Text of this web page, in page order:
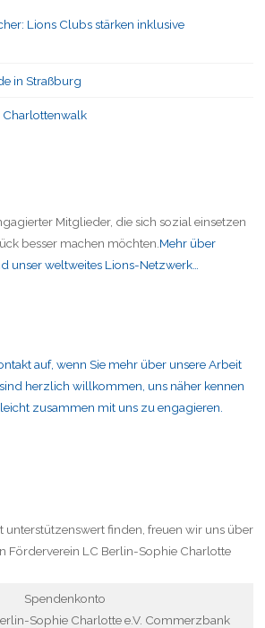
Lions Clubs stärken inklusive
in Straßburg
Charlottenwalk
Mitglieder, die sich sozial einsetzen
besser machen möchten. Mehr über
unser weltweites Lions-Netzwerk…
auf, wenn Sie mehr über unsere Arbeit
herzlich willkommen, uns näher kennen
zusammen mit uns zu engagieren.
unterstützenswert finden, freuen wir uns über
Förderverein LC Berlin-Sophie Charlotte
Spendenkonto
Sophie Charlotte e.V. Commerzbank